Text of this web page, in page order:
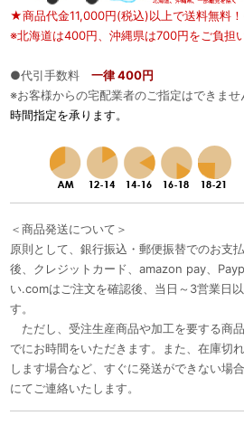
★商品代金11,000円(税込)以上で送料無料
※北海道は400円、沖縄県は700円をご負担
●代引手数料 一律 400円
※お客様からの宅配業者のご指定はできませ
時間指定を承ります。
＜商品発送について＞
原則として、銀行振込・郵便振替でのお支
後、クレジットカード、amazon pay、
い.comはご注文を確認後、当日～3営業日
す。
ただし、受注生産商品や加工を要する商
でにお時間をいただきます。また、在庫切
します場合など、すぐに発送ができない場
にてご連絡いたします。